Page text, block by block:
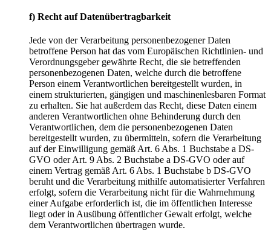
f) Recht auf Datenübertragbarkeit
Jede von der Verarbeitung personenbezogener Daten
betroffene Person hat das vom Europäischen Richtlinien- und
Verordnungsgeber gewährte Recht, die sie betreffenden
personenbezogenen Daten, welche durch die betroffene
Person einem Verantwortlichen bereitgestellt wurden, in
einem strukturierten, gängigen und maschinenlesbaren Format
zu erhalten. Sie hat außerdem das Recht, diese Daten einem
anderen Verantwortlichen ohne Behinderung durch den
Verantwortlichen, dem die personenbezogenen Daten
bereitgestellt wurden, zu übermitteln, sofern die Verarbeitung
auf der Einwilligung gemäß Art. 6 Abs. 1 Buchstabe a DS-
GVO oder Art. 9 Abs. 2 Buchstabe a DS-GVO oder auf
einem Vertrag gemäß Art. 6 Abs. 1 Buchstabe b DS-GVO
beruht und die Verarbeitung mithilfe automatisierter Verfahren
erfolgt, sofern die Verarbeitung nicht für die Wahrnehmung
einer Aufgabe erforderlich ist, die im öffentlichen Interesse
liegt oder in Ausübung öffentlicher Gewalt erfolgt, welche
dem Verantwortlichen übertragen wurde.